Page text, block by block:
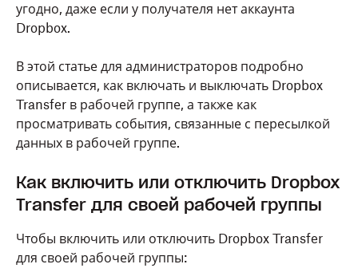
угодно, даже если у получателя нет аккаунта
Dropbox.
В этой статье для администраторов подробно
описывается, как включать и выключать Dropbox
Transfer в рабочей группе, а также как
просматривать события, связанные с пересылкой
данных в рабочей группе.
Как включить или отключить Dropbox
Transfer для своей рабочей группы
Чтобы включить или отключить Dropbox Transfer
для своей рабочей группы: